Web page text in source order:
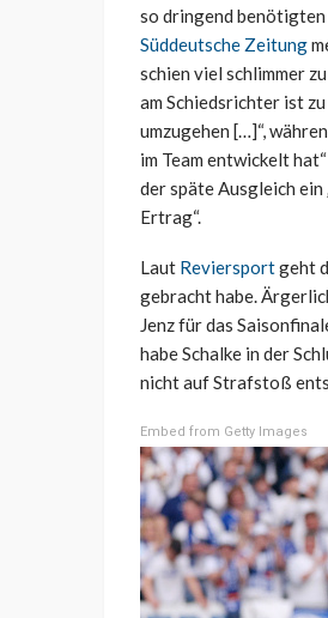
so dringend benötigten
Süddeutsche Zeitung
schien viel schlimmer
am Schiedsrichter ist
umzugehen […]“,
im Team entwickelt
der späte Ausgleich ein
Ertrag“.
Laut Reviersportgeht
gebracht habe.
Jenz für das
habe Schalke in der
nicht auf Strafstoß
Embed from Getty Images